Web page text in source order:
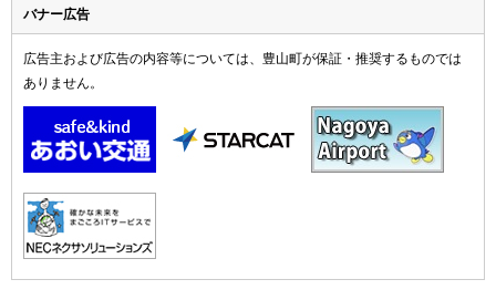
バナー広告
広告主および広告の内容等については、豊山町が保証・推奨するものでは
ありません。